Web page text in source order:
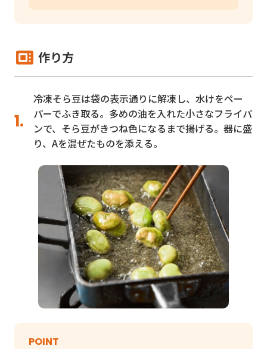
作り方
冷凍そら豆は袋の表示通りに解凍し、水けをペー
パーでふき取る。多めの油を入れた小さなフライパ
ンで、そら豆がきつね色になるまで揚げる。器に盛
り、Aを混ぜたものを添える。
POINT